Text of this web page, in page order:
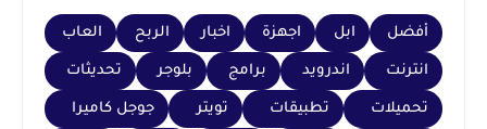
أفضل ابل اجهزة اخبار الربح العاب
انترنت اندرويد برامج بلوجر تحديثات
تحميلات تطبيقات تويتر جوجل كاميرا